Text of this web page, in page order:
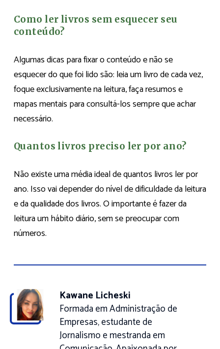
Como ler livros sem esquecer seu
conteúdo?
Algumas dicas para fixar o conteúdo e não se
esquecer do que foi lido são: leia um livro de cada vez,
foque exclusivamente na leitura, faça resumos e
mapas mentais para consultá-los sempre que achar
necessário.
Quantos livros preciso ler por ano?
Não existe uma média ideal de quantos livros ler por
ano. Isso vai depender do nível de dificuldade da leitura
e da qualidade dos livros. O importante é fazer da
leitura um hábito diário, sem se preocupar com
números.
Kawane Licheski
Formada em Administração de
Empresas, estudante de
Jornalismo e mestranda em